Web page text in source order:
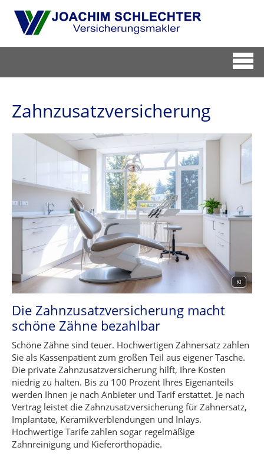
Zahnzusatzversicherung
KI
Die Zahnzusatzversicherung macht
schöne Zähne bezahlbar
Schöne Zähne sind teuer. Hochwertigen Zahnersatz zahlen
Sie als Kassenpatient zum großen Teil aus eigener Tasche.
Die private Zahnzusatzversicherung hilft, Ihre Kosten
niedrig zu halten. Bis zu 100 Prozent Ihres Eigenanteils
werden Ihnen je nach Anbieter und Tarif erstattet. Je nach
Vertrag leistet die Zahnzusatzversicherung für Zahnersatz,
Implantate, Keramikverblendungen und Inlays.
Hochwertige Tarife zahlen sogar regelmäßige
Zahnreinigung und Kieferorthopädie.